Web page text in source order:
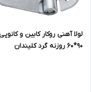
لولا آهنی روکار کابین و کانوپی
۹۰*۶۰ روزنه گرد کلیندان